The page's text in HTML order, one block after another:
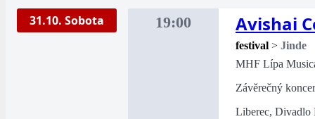
31.10. Sobota 19:00 Avishai
festival > Jinde
MHF Lípa
Závěrečný
Liberec, Divadlo